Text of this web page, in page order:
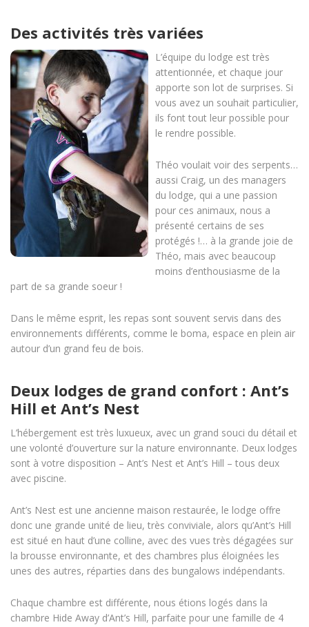
Des activités très variées
L’équipe du lodge est très
attentionnée, et chaque jour
apporte son lot de surprises. Si
vous avez un souhait particulier,
ils font tout leur possible pour
le rendre possible.
Théo voulait voir des serpents…
aussi Craig, un des managers
du lodge, qui a une passion
pour ces animaux, nous a
présenté certains de ses
protégés !… à la grande joie de
Théo, mais avec beaucoup
moins d’enthousiasme de la
part de sa grande soeur !
Dans le même esprit, les repas sont souvent servis dans des
environnements différents, comme le boma, espace en plein air
autour d’un grand feu de bois.
Deux lodges de grand confort : Ant’s
Hill et Ant’s Nest
L’hébergement est très luxueux, avec un grand souci du détail et
une volonté d’ouverture sur la nature environnante. Deux lodges
sont à votre disposition – Ant’s Nest et Ant’s Hill – tous deux
avec piscine.
Ant’s Nest est une ancienne maison restaurée, le lodge offre
donc une grande unité de lieu, très conviviale, alors qu’Ant’s Hill
est situé en haut d’une colline, avec des vues très dégagées sur
la brousse environnante, et des chambres plus éloignées les
unes des autres, réparties dans des bungalows indépendants.
Chaque chambre est différente, nous étions logés dans la
chambre Hide Away d’Ant’s Hill, parfaite pour une famille de 4